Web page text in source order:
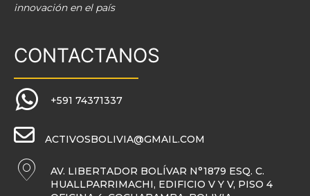
innovación en el país
CONTACTANOS
+591 74371337
ACTIVOSBOLIVIA@GMAIL.COM
AV. LIBERTADOR BOLÍVAR N°1879 ESQ. C.
HUALLPARRIMACHI, EDIFICIO V Y V, PISO 4